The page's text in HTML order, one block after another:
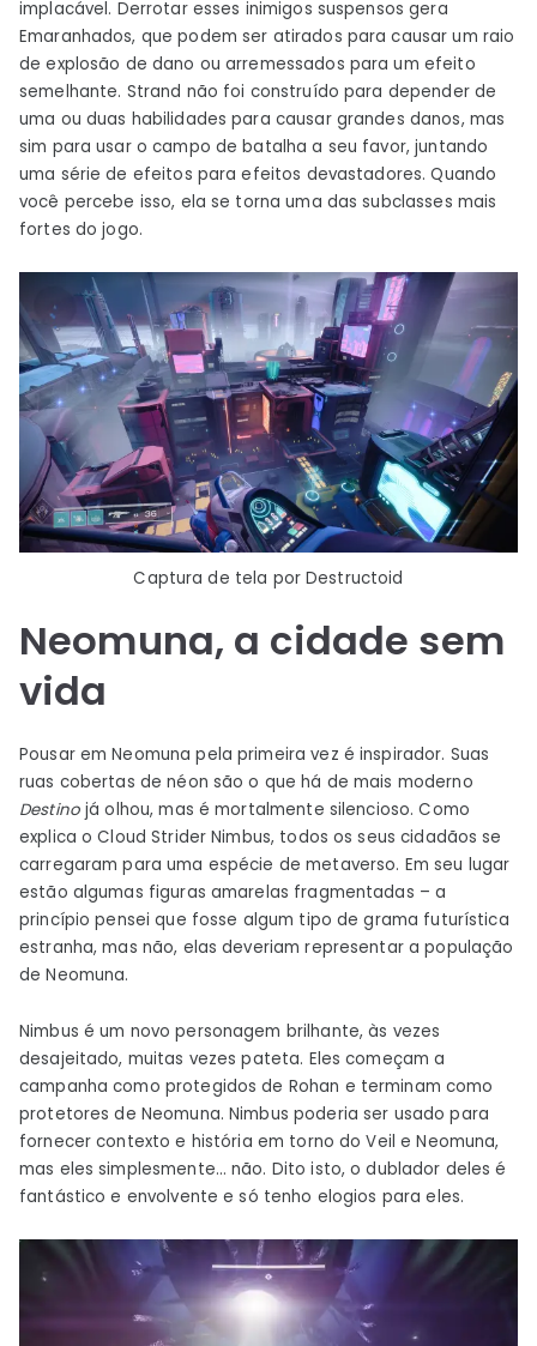
implacável. Derrotar esses inimigos suspensos gera
Emaranhados, que podem ser atirados para causar um raio
de explosão de dano ou arremessados ​​para um efeito
semelhante. Strand não foi construído para depender de
uma ou duas habilidades para causar grandes danos, mas
sim para usar o campo de batalha a seu favor, juntando
uma série de efeitos para efeitos devastadores. Quando
você percebe isso, ela se torna uma das subclasses mais
fortes do jogo.
Captura de tela por Destructoid
Neomuna, a cidade sem
vida
Pousar em Neomuna pela primeira vez é inspirador. Suas
ruas cobertas de néon são o que há de mais moderno
Destinojá olhou, mas é mortalmente silencioso. Como
explica o Cloud Strider Nimbus, todos os seus cidadãos se
carregaram para uma espécie de metaverso. Em seu lugar
estão algumas figuras amarelas fragmentadas – a
princípio pensei que fosse algum tipo de grama futurística
estranha, mas não, elas deveriam representar a população
de Neomuna.
Nimbus é um novo personagem brilhante, às vezes
desajeitado, muitas vezes pateta. Eles começam a
campanha como protegidos de Rohan e terminam como
protetores de Neomuna. Nimbus poderia ser usado para
fornecer contexto e história em torno do Veil e Neomuna,
mas eles simplesmente… não. Dito isto, o dublador deles é
fantástico e envolvente e só tenho elogios para eles.